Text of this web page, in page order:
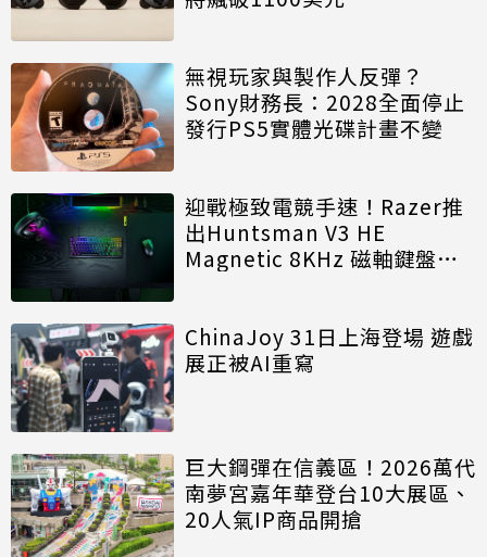
無視玩家與製作人反彈？
Sony財務長：2028全面停止
發行PS5實體光碟計畫不變
迎戰極致電競手速！Razer推
出Huntsman V3 HE
Magnetic 8KHz 磁軸鍵盤效
ChinaJoy 31日上海登場 遊戲
展正被AI重寫
巨大鋼彈在信義區！2026萬代
南夢宮嘉年華登台10大展區、
20人氣IP商品開搶